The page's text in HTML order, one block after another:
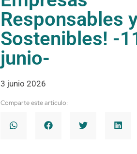
Responsables
Sostenibles! -
junio-
3 junio 2026
Comparte este artículo: